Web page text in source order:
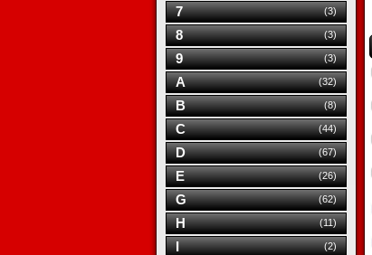
7 (3)
8 (3)
9 (3)
A (32)
B (8)
C (44)
D (67)
E (26)
G (62)
H (11)
I (2)